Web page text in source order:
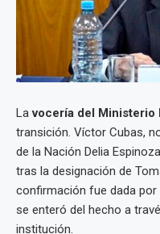
Lavocería del Ministerio
transición. Víctor Cubas,
de la Nación Delia
tras la designación de
confirmación fue dada por
se enteró del hecho a
institución.